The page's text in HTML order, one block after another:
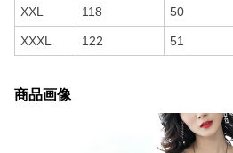
XXL 118 50
XXXL 122 51
商品画像